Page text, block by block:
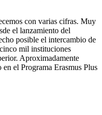
con varias cifras. Muy
el lanzamiento del
posible el intercambio de
mil instituciones
Aproximadamente
el Programa Erasmus Plus